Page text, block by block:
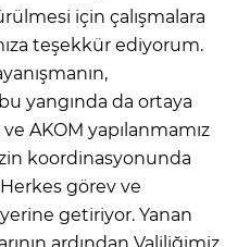
için çalışmalara
teşekkür ediyorum.
yangında da ortaya
AKOM yapılanmamız
koordinasyonunda
görev ve
getiriyor. Yanan